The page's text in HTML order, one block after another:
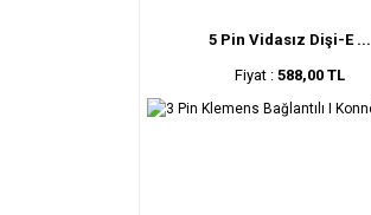
5 Pin Vidasız Dişi-E ...
Fiyat : 588,00 TL